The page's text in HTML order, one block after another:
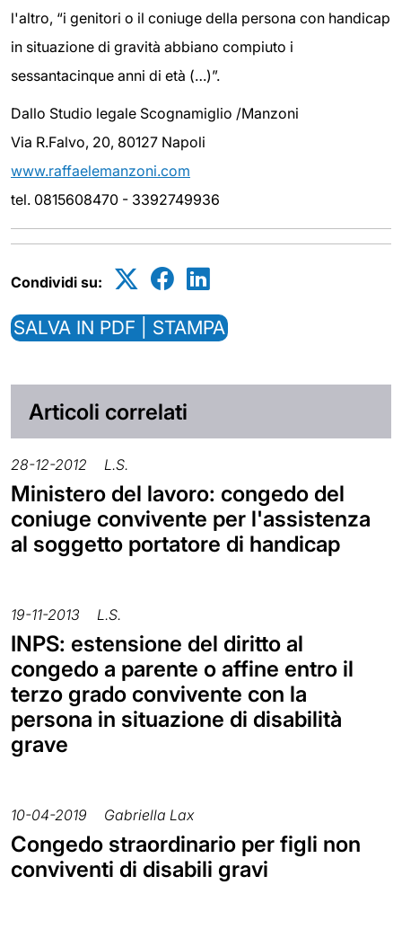
l'altro, “i genitori o il coniuge della persona con handicap
in situazione di gravità abbiano compiuto i
sessantacinque anni di età (…)”.
Dallo Studio legale Scognamiglio /Manzoni
Via R.Falvo, 20, 80127 Napoli
www.raffaelemanzoni.com
tel. 0815608470 - 3392749936
Condividi su:
SALVA IN PDF | STAMPA
Articoli correlati
28-12-2012 L.S.
Ministero del lavoro: congedo del
coniuge convivente per l'assistenza
al soggetto portatore di handicap
19-11-2013 L.S.
INPS: estensione del diritto al
congedo a parente o affine entro il
terzo grado convivente con la
persona in situazione di disabilità
grave
10-04-2019 Gabriella Lax
Congedo straordinario per figli non
conviventi di disabili gravi